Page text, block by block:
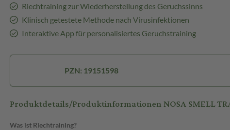
Riechtraining zur Wiederherstellung des Geruchssinns
Klinisch getestete Methode nach Virusinfektionen
Interaktive App für personalisiertes Geruchstraining
PZN: 19151598
Produktdetails/Produktinformationen NOSA SMELL
Was ist Riechtraining?